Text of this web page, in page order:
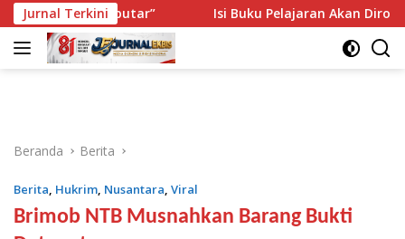
Langsung
ke
konten
Jurnal Terkini
putar” Isi Buku Pelajaran Akan Dirombak, Ini 3
Beranda Berita
Berita, Hukrim, Nusantara, Viral
Brimob NTB Musnahkan Barang Bukti